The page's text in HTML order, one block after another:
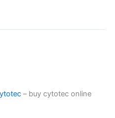
– buy cytotec online